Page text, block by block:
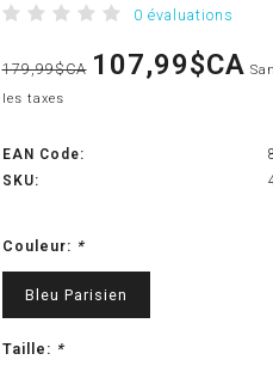
0 évaluations
179,99$CA 107,99$CA
les taxes
EAN Code:
SKU:
Couleur: *
Bleu Parisien
Taille: *